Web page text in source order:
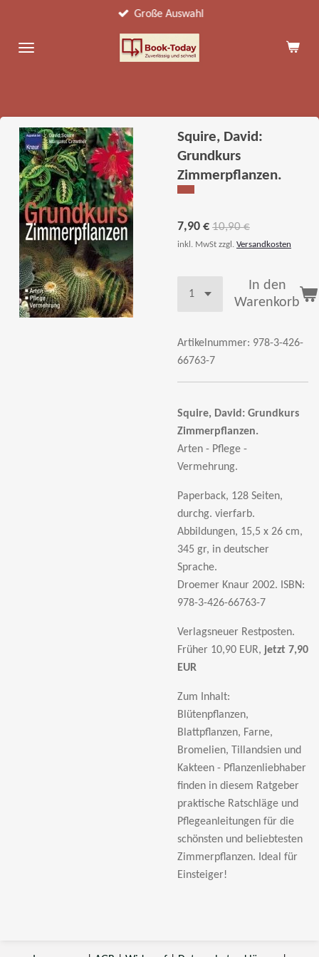
springen
Große Auswahl
Squire, David:
Grundkurs
Zimmerpflanzen.
7,90 € 10,90 €
inkl. MwSt zzgl. Versandkosten
In den
Warenkorb
Artikelnummer: 978-3-426-
66763-7
Squire, David: Grundkurs
Zimmerpflanzen.
Arten - Pflege -
Vermehrung.
Paperback, 128 Seiten,
durchg. vierfarb.
Abbildungen, 15,5 x 26 cm,
345 gr, in deutscher
Sprache.
Droemer Knaur 2002. ISBN:
978-3-426-66763-7
Verlagsneuer Restposten.
Früher 10,90 EUR, jetzt 7,90
EUR
Zum Inhalt:
Blütenpflanzen,
Blattpflanzen, Farne,
Bromelien, Tillandsien und
Kakteen - Pflanzenliebhaber
finden in diesem Ratgeber
praktische Ratschläge und
Pflegeanleitungen für die
schönsten und beliebtesten
Zimmerpflanzen. Ideal für
Einsteiger!